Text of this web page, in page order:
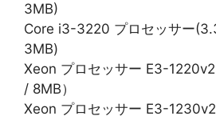
3MB)
Core i3-3220 プロセッサー
3MB)
Xeon プロセッサー E3-
/ 8MB）
Xeon プロセッサー E3-